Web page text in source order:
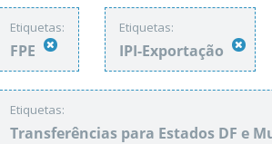
Etiquetas:
FPE
Etiquetas:
IPI-Exportação
Etiquetas:
Transferências para Estados DF e